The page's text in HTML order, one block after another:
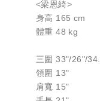
<梁恩綺>
身高 165 cm
體重 48 kg
三圍 33"/26"/
領圍 13"
肩寬 15"